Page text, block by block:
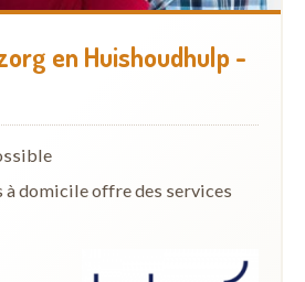
en Huishoudhulp -
à domicile offre des services